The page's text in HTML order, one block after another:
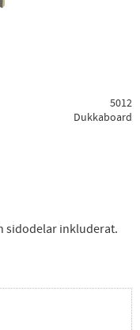
5012
Dukkaboard
sidodelar inkluderat.